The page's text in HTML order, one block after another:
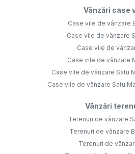
Vânzări case
Case vile de vânzare
Case vile de vânzare
Case vile de
Case vile de vânzare
Case vile de vânzare Satu
Case vile de vânzare Satu
Vânzări
Terenuri de vânzare
Terenuri de vânzare
Terenuri de